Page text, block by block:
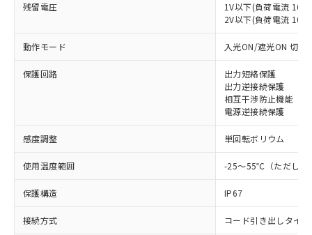
残留電圧
1V以下(負荷電流
2V以下(負荷電流 10
動作モード 入光ON/遮光ON 切替
保護回路
出力短絡保護
出力逆接続保護
相互干渉防止機能
電源逆接続保護
感度調整 単回転ボリウム
使用温度範囲 -25～55℃（ただし、
保護構造 IP67
接続方式 コード引き出しタイプ